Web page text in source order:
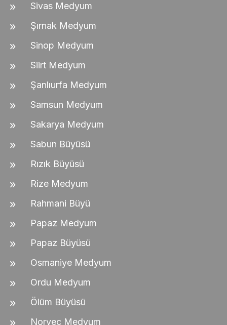
Sivas Medyum
Şırnak Medyum
Sinop Medyum
Siirt Medyum
Şanlıurfa Medyum
Samsun Medyum
Sakarya Medyum
Sabun Büyüsü
Rızık Büyüsü
Rize Medyum
Rahmani Büyü
Papaz Medyum
Papaz Büyüsü
Osmaniye Medyum
Ordu Medyum
Ölüm Büyüsü
Norveç Medyum